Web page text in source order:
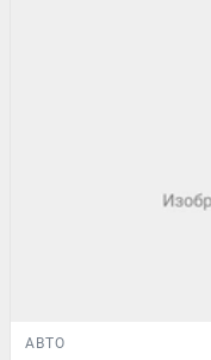
АВТО